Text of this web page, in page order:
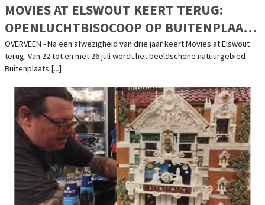
MOVIES AT ELSWOUT KEERT TERUG:
OPENLUCHTBISOCOOP OP BUITENPLAATS
ELSWOUT VAN 22 T/M 26 JULI
OVERVEEN - Na een afwezigheid van drie jaar keert Movies at Elswout
terug. Van 22 tot en met 26 juli wordt het beeldschone natuurgebied
Buitenplaats [...]